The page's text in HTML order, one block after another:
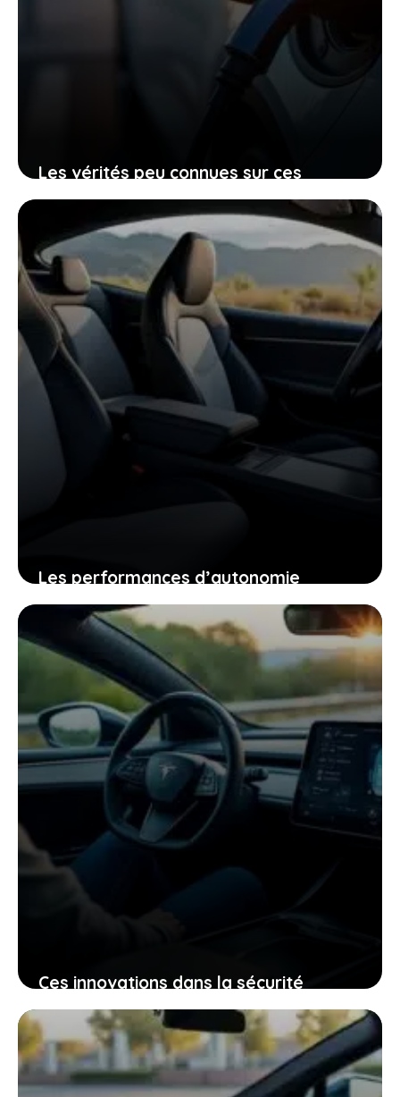
Les vérités peu connues sur ces
voitures électriques françaises
presque invendables sur le marché de
l’occasion
26 janvier 2026
Les performances d’autonomie
autoroutière du tesla model y qui vont
changer votre regard sur la voiture
électrique
25 janvier 2026
Ces innovations dans la sécurité
électrique qui pourraient bien changer
votre expérience de conduite
25 janvier 2026